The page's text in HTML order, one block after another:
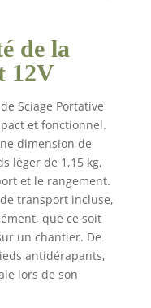
l'état de
actuel. Des
sans effort :
d'onglet,
droites et
pour tous vos
de bricolage.
de sciage
vous permet
les coupes
circulaire et
les matériaux
les plus
de la
12V
Sciage Portative
et fonctionnel.
dimension de
léger de 1,15 kg,
et le rangement.
transport incluse,
que ce soit
un chantier. De
antidérapants,
lors de son